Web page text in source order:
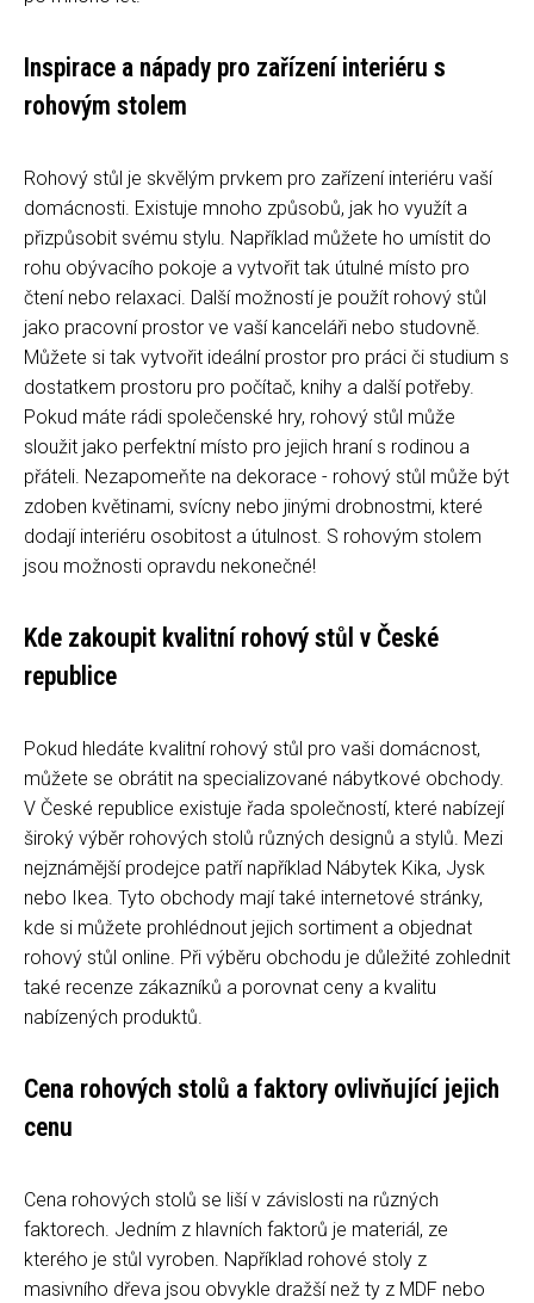
Inspirace a nápady pro zařízení interiéru s
rohovým stolem
Rohový stůl je skvělým prvkem pro zařízení interiéru vaší
domácnosti. Existuje mnoho způsobů, jak ho využít a
přizpůsobit svému stylu. Například můžete ho umístit do
rohu obývacího pokoje a vytvořit tak útulné místo pro
čtení nebo relaxaci. Další možností je použít rohový stůl
jako pracovní prostor ve vaší kanceláři nebo studovně.
Můžete si tak vytvořit ideální prostor pro práci či studium s
dostatkem prostoru pro počítač, knihy a další potřeby.
Pokud máte rádi společenské hry, rohový stůl může
sloužit jako perfektní místo pro jejich hraní s rodinou a
přáteli. Nezapomeňte na dekorace - rohový stůl může být
zdoben květinami, svícny nebo jinými drobnostmi, které
dodají interiéru osobitost a útulnost. S rohovým stolem
jsou možnosti opravdu nekonečné!
Kde zakoupit kvalitní rohový stůl v České
republice
Pokud hledáte kvalitní rohový stůl pro vaši domácnost,
můžete se obrátit na specializované nábytkové obchody.
V České republice existuje řada společností, které nabízejí
široký výběr rohových stolů různých designů a stylů. Mezi
nejznámější prodejce patří například Nábytek Kika, Jysk
nebo Ikea. Tyto obchody mají také internetové stránky,
kde si můžete prohlédnout jejich sortiment a objednat
rohový stůl online. Při výběru obchodu je důležité zohlednit
také recenze zákazníků a porovnat ceny a kvalitu
nabízených produktů.
Cena rohových stolů a faktory ovlivňující jejich
cenu
Cena rohových stolů se liší v závislosti na různých
faktorech. Jedním z hlavních faktorů je materiál, ze
kterého je stůl vyroben. Například rohové stoly z
masivního dřeva jsou obvykle dražší než ty z MDF nebo